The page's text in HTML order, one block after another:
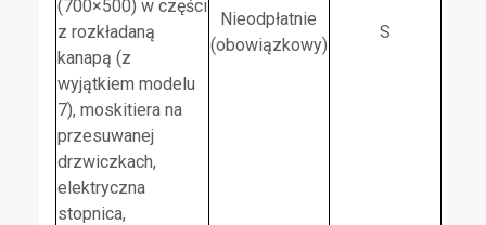
(700×500) w części
z rozkładaną
kanapą (z
wyjątkiem modelu
7), moskitiera na
przesuwanej
drzwiczkach,
elektryczna
stopnica,
Nieodpłatnie
(obowiązkowy)
S